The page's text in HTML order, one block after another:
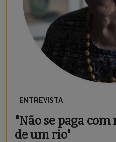
ENTREVISTA
"Não se paga
de um rio"